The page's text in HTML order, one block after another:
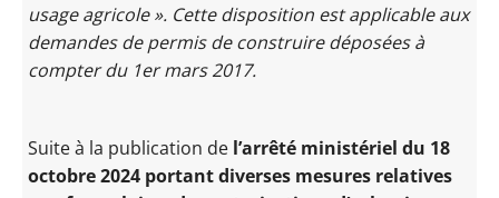
usage agricole ». Cette disposition est applicable aux
demandes de permis de construire déposées à
compter du 1er mars 2017.
Suite à la publication de l’arrêté ministériel du 18
octobre 2024 portant diverses mesures relatives